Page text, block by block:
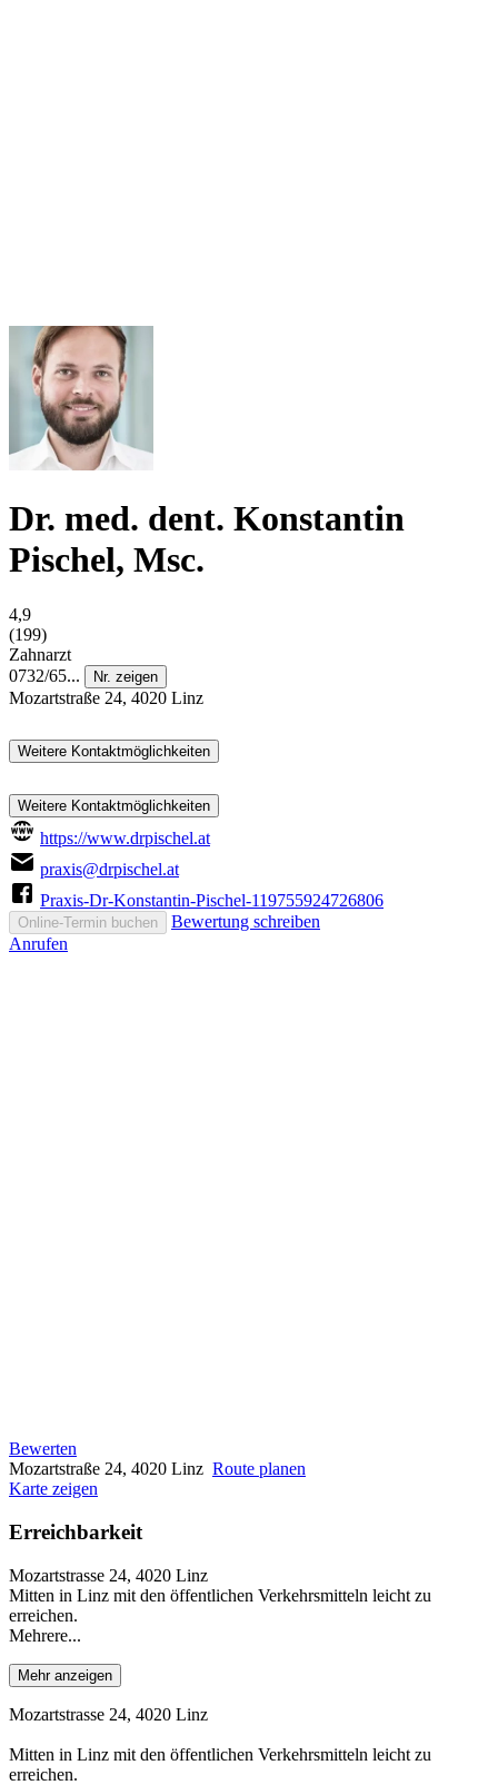
Dr. med. dent. Konstantin
Pischel, Msc.
4,9
(199)
Zahnarzt
0732/65...
Nr. zeigen
Mozartstraße 24, 4020 Linz
Weitere Kontaktmöglichkeiten
Weitere Kontaktmöglichkeiten
https://www.drpischel.at
praxis@drpischel.at
Praxis-Dr-Konstantin-Pischel-119755924726806
Online-Termin buchen
Bewertung schreiben
Anrufen
Bewerten
Mozartstraße 24, 4020 Linz Route planen
Karte zeigen
Erreichbarkeit
Mozartstrasse 24, 4020 Linz
Mitten in Linz mit den öffentlichen Verkehrsmitteln leicht zu
erreichen.
Mehrere...
Mehr anzeigen
Mozartstrasse 24, 4020 Linz
Mitten in Linz mit den öffentlichen Verkehrsmitteln leicht zu
erreichen.